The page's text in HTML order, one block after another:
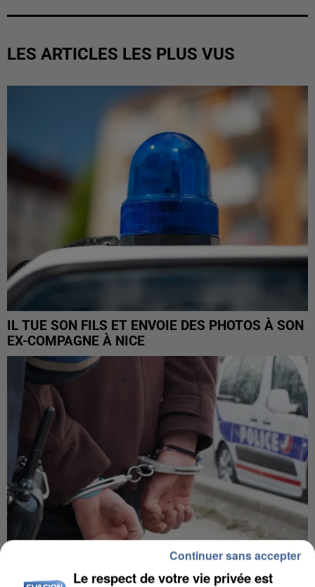
LES ARTICLES LES PLUS VUS
IL TUE SON FILS ET ENVOIE DES PHOTOS À SON
EX-COMPAGNE À NICE
Le respect de votre vie privée est
Continuer sans accepter